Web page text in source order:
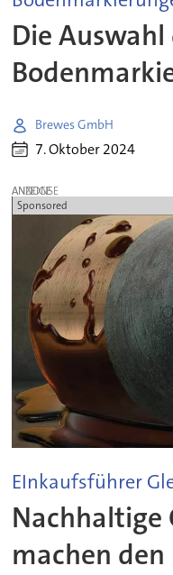
Die
Brewes GmbH
7. Oktober 2024
ANZEIGE
Sponsored
EInkaufsführer
Nachhaltige
machen